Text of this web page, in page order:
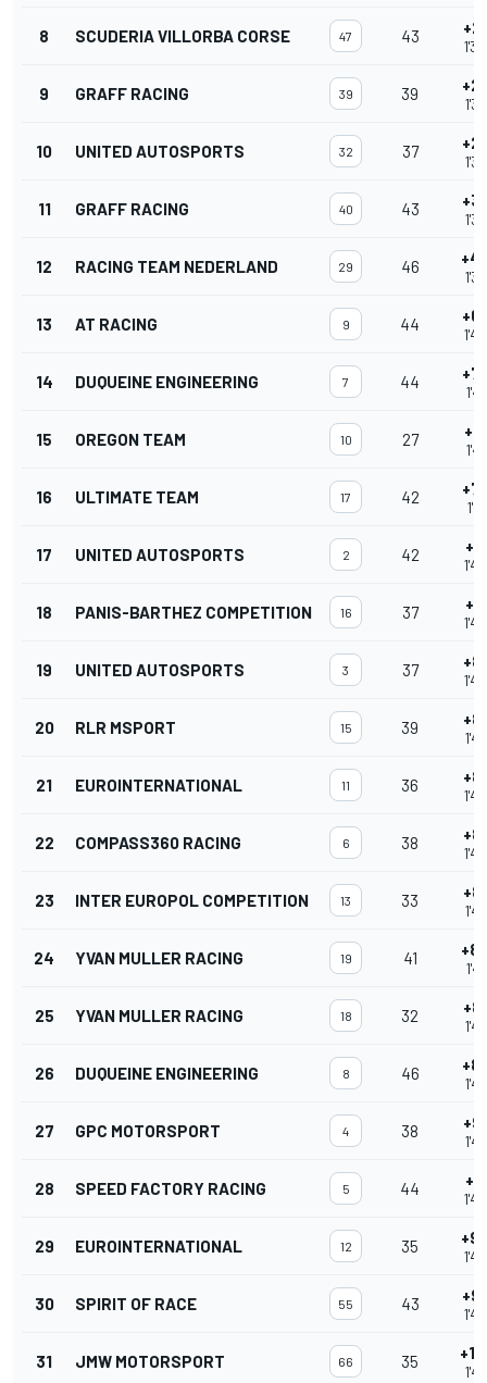
8 SCUDERIA VILLORBA CORSE 47 43
9 GRAFF RACING 39 39
10 UNITED AUTOSPORTS 32 37
11 GRAFF RACING 40 43
12 RACING TEAM NEDERLAND 29 46
13 AT RACING 9 44
14 DUQUEINE ENGINEERING 7 44
15 OREGON TEAM 10 27
16 ULTIMATE TEAM 17 42
17 UNITED AUTOSPORTS 2 42
18 PANIS-BARTHEZ COMPETITION 16 37
19 UNITED AUTOSPORTS 3 37
20 RLR MSPORT 15 39
21 EUROINTERNATIONAL 11 36
22 COMPASS360 RACING 6 38
23 INTER EUROPOL COMPETITION 13 33
24 YVAN MULLER RACING 19 41
25 YVAN MULLER RACING 18 32
26 DUQUEINE ENGINEERING 8 46
27 GPC MOTORSPORT 4 38
28 SPEED FACTORY RACING 5 44
29 EUROINTERNATIONAL 12 35
30 SPIRIT OF RACE 55 43
31 JMW MOTORSPORT 66 35